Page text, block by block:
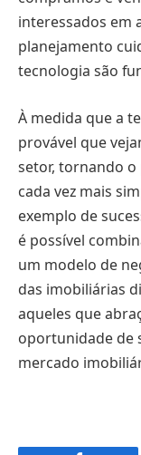
interessados em
planejamento
tecnologia são
À medida que a
provável que
setor, tornando
cada vez mais
exemplo de
é possível
um modelo de
das imobiliárias
aqueles que
oportunidade de
mercado